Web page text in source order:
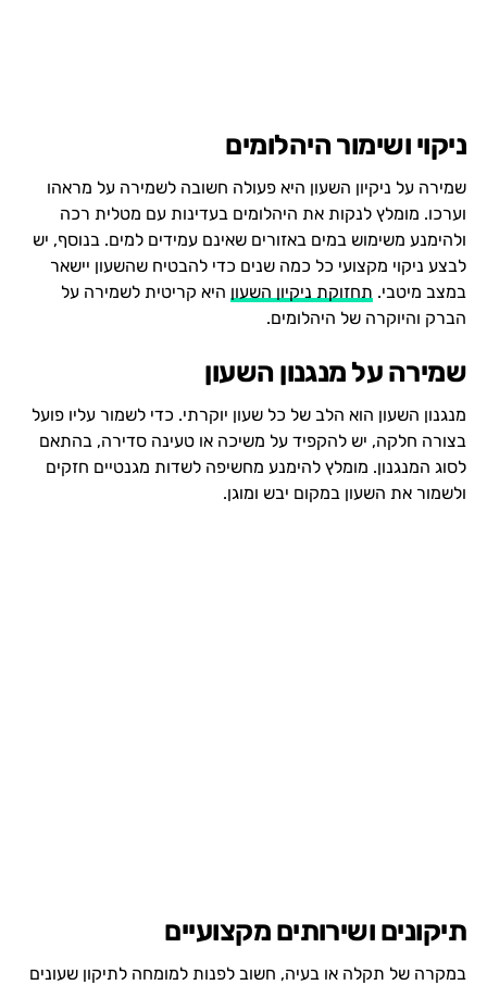
ניקוי ושימור היהלומים
שמירה על ניקיון השעון היא פעולה חשובה לשמירה על מראהו
וערכו. מומלץ לנקות את היהלומים בעדינות עם מטלית רכה
ולהימנע משימוש במים באזורים שאינם עמידים למים. בנוסף, יש
לבצע ניקוי מקצועי כל כמה שנים כדי להבטיח שהשעון יישאר
במצב מיטבי. תחזוקת ניקיון השעון היא קריטית לשמירה על
הברק והיוקרה של היהלומים.
שמירה על מנגנון השעון
מנגנון השעון הוא הלב של כל שעון יוקרתי. כדי לשמור עליו פועל
בצורה חלקה, יש להקפיד על משיכה או טעינה סדירה, בהתאם
לסוג המנגנון. מומלץ להימנע מחשיפה לשדות מגנטיים חזקים
ולשמור את השעון במקום יבש ומוגן.
תיקונים ושירותים מקצועיים
במקרה של תקלה או בעיה, חשוב לפנות למומחה לתיקון שעונים